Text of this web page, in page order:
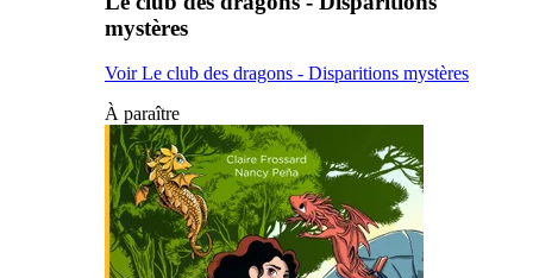
mystères
Voir Le club des dragons - Disparitions mystères
À paraître